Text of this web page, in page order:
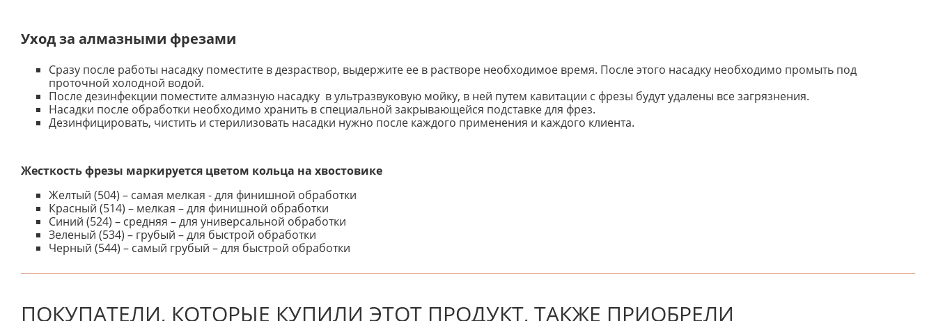
Уход за алмазными фрезами
Сразу после работы насадку поместите в дезраствор, выдержите ее в растворе необходимое время. После этого насадку необходимо промыть под
проточной холодной водой.
После дезинфекции поместите алмазную насадку в ультразвуковую мойку, в ней путем кавитации с фрезы будут удалены все загрязнения.
Насадки после обработки необходимо хранить в специальной закрывающейся подставке для фрез.
Дезинфицировать, чистить и стерилизовать насадки нужно после каждого применения и каждого клиента.
Жесткость фрезы маркируется цветом кольца на хвостовике
Желтый (504) – самая мелкая - для финишной обработки
Красный (514) – мелкая – для финишной обработки
Синий (524) – средняя – для универсальной обработки
Зеленый (534) – грубый – для быстрой обработки
Черный (544) – самый грубый – для быстрой обработки
К настоящему времени нет отзывов. Вы можете стать первым! Будьте первым, кто напишет отзыв.
ПОКУПАТЕЛИ, КОТОРЫЕ КУПИЛИ ЭТОТ ПРОДУКТ, ТАКЖЕ ПРИОБРЕЛИ